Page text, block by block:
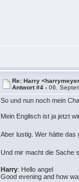
Re: Harry
Antwort #4 -06.
So und nun noch mein
Mein Englisch ist ja jetzt
Aber lustig. Wer hätte
Und mir macht die
Harry: Hello angel
Good evening and how